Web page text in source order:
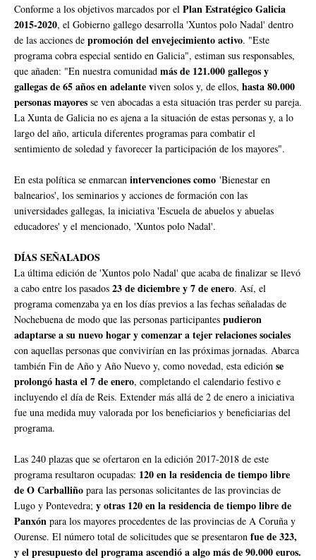
Conforme a los objetivos marcados por el Plan Estratégico Galicia
2015-2020, el Gobierno gallego desarrolla 'Xuntos polo Nadal' dentro
de las acciones de promoción del envejecimiento activo. "Este
programa cobra especial sentido en Galicia", estiman sus responsables,
que añaden: "En nuestra comunidad más de 121.000 gallegos y
gallegas de 65 años en adelante viven solos y, de ellos, hasta 80.000
personas mayores se ven abocadas a esta situación tras perder su pareja.
La Xunta de Galicia no es ajena a la situación de estas personas y, a lo
largo del año, articula diferentes programas para combatir el
sentimiento de soledad y favorecer la participación de los mayores".
En esta política se enmarcan intervenciones como 'Bienestar en
balnearios', los seminarios y acciones de formación con las
universidades gallegas, la iniciativa 'Escuela de abuelos y abuelas
educadores' y el mencionado, 'Xuntos polo Nadal'.
DÍAS SEÑALADOS
La última edición de 'Xuntos polo Nadal' que acaba de finalizar se llevó
a cabo entre los pasados 23 de diciembre y 7 de enero. Así, el
programa comenzaba ya en los días previos a las fechas señaladas de
Nochebuena de modo que las personas participantes pudieron
adaptarse a su nuevo hogar y comenzar a tejer relaciones sociales
con aquellas personas que convivirían en las próximas jornadas. Abarca
también Fin de Año y Año Nuevo y, como novedad, esta edición se
prolongó hasta el 7 de enero, completando el calendario festivo e
incluyendo el día de Reis. Extender más allá de 2 de enero a iniciativa
fue una medida muy valorada por los beneficiarios y beneficiarias del
programa.
Las 240 plazas que se ofertaron en la edición 2017-2018 de este
programa resultaron ocupadas: 120 en la residencia de tiempo libre
de O Carballiño para las personas solicitantes de las provincias de
Lugo y Pontevedra; y otras 120 en la residencia de tiempo libre de
Panxón para los mayores procedentes de las provincias de A Coruña y
Ourense. El número total de solicitudes que se presentaron fue de 323,
y el presupuesto del programa ascendió a algo más de 90.000 euros.